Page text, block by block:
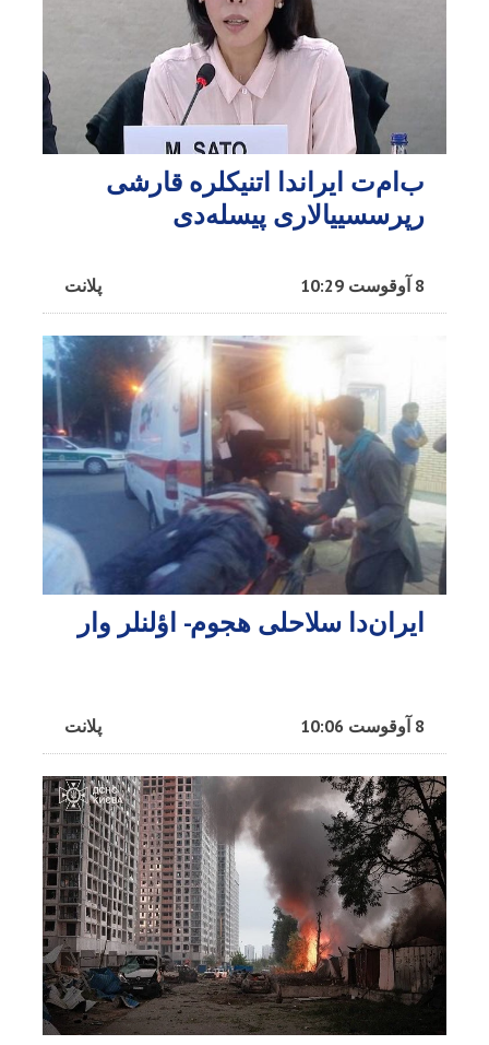
ب‌ام‌ت ایراندا اتنیکلره قارشی
رپرسسییالاری پیسله‌دی
پلانت 8 آوقوست 10:29
ایران‌دا سلاحلی هجوم- اؤلنلر وار
پلانت 8 آوقوست 10:06